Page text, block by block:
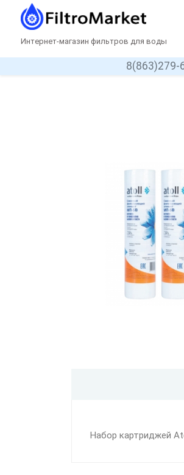
Интернет-магазин фильтров для воды
8(863)279-
Набор картриджей